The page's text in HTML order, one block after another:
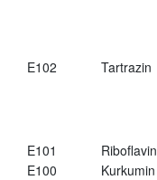
E102 Tartrazin
E101
Riboflavin
E100
Kurkumin